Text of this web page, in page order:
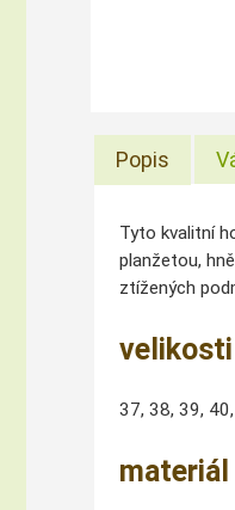
Popis
Tyto kvalitní
planžetou,
ztížených
velikosti
37, 38, 39,
materiál